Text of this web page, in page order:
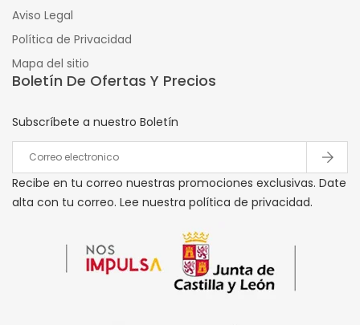
Aviso Legal
Política de Privacidad
Mapa del sitio
Boletín De Ofertas Y Precios
Subscríbete a nuestro Boletín
Recibe en tu correo nuestras promociones exclusivas. Date
alta con tu correo. Lee nuestra política de privacidad.